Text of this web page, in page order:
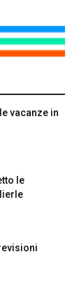
vacanze in
le